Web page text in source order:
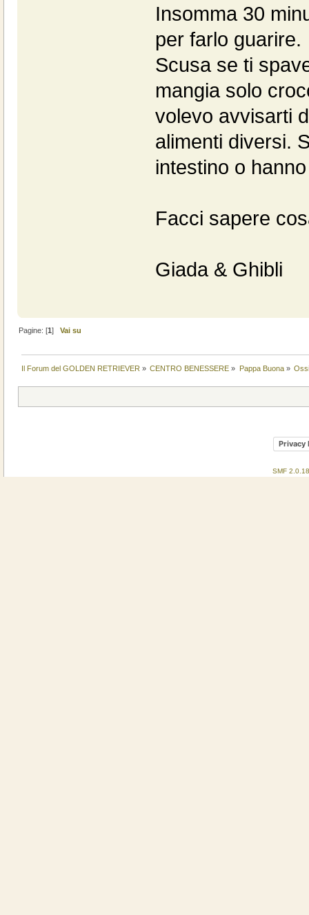
Insomma 30
per farlo guarire.
Scusa se ti
mangia solo
volevo avvisarti
alimenti diversi.
intestino o
Facci sapere
Giada & Ghibli
Pagine: [1]Vai su
Il Forum del GOLDEN RETRIEVER » CENTRO BENESSERE » Pappa Buona»
Privacy
SMF 2.0.18